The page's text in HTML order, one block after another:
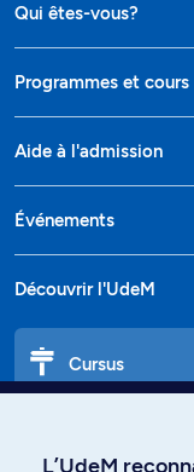
Qui êtes-vous?
Programmes et cours
Aide à l'admission
Événements
Découvrir l'UdeM
Cursus
L’UdeM